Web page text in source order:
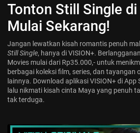
Tonton Still Single di
Mulai Sekarang!
Jangan lewatkan kisah romantis penuh
Still Single, hanya di VISION+.
Movies mulai dari Rp35.000,- untuk
berbagai koleksi film, series, dan tayangan
lainnya. Download aplikasi VISION+ di App
lalu nikmati kisah cinta Maya yang penuh
tak terduga.